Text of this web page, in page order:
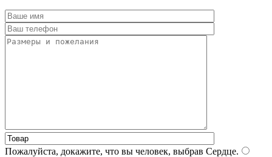
Пожалуйста, докажите, что вы человек, выбрав Сердце.